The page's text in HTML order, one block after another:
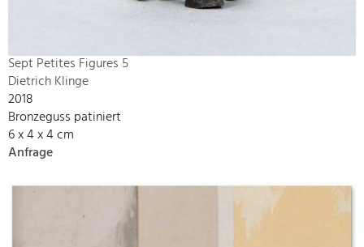
Sept Petites Figures 5
Dietrich Klinge
2018
Bronzeguss patiniert
6 x 4 x 4 cm
Anfrage